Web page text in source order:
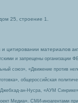
25, строение 1.
цитировании материалов
и запрещены организации
союз», «Движение против
общероссийская
ан-Нусра, «АУМ
Медиа». СМИ-иноагентами